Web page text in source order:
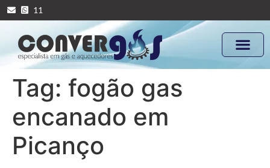
11
Tag: fogão gas
encanado em
Picanço